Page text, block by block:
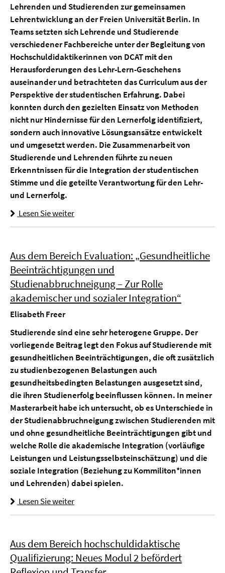
Lehrenden und Studierenden zur gemeinsamen
Lehrentwicklung an der Freien Universität Berlin. In
Teams setzten sich Lehrende und Studierende
verschiedener Fachbereiche unter der Begleitung von
Hochschuldidaktikerinnen von DCAT mit den
Herausforderungen des Lehr-Lern-Geschehens
auseinander und betrachteten das Curriculum aus der
Perspektive der studentischen Erfahrung. Dabei
konnten durch den gezielten Einsatz von Methoden
nicht nur Hindernisse für den Lernerfolg identifiziert,
sondern auch innovative Lösungsansätze entwickelt
und umgesetzt werden. Die Zusammenarbeit von
Studierende und Lehrenden führte zu neuen
Erkenntnissen für die Integration der studentischen
Stimme und die geteilte Verantwortung für den Lehr-
und Lernerfolg.
Lesen Sie weiter
Aus dem Bereich Evaluation: „Gesundheitliche
Beeinträchtigungen und
Studienabbruchneigung – Zur Rolle
akademischer und sozialer Integration“
Elisabeth Freer
Studierende sind eine sehr heterogene Gruppe. Der
vorliegende Beitrag legt den Fokus auf Studierende mit
gesundheitlichen Beeinträchtigungen, die oft zusätzlich
zu studienbezogenen Belastungen auch
gesundheitsbedingten Belastungen ausgesetzt sind,
die ihren Studienerfolg beeinflussen können. In meiner
Masterarbeit habe ich untersucht, ob es Unterschiede in
der Studienabbruchneigung zwischen Studierenden mit
und ohne gesundheitliche Beeinträchtigungen gibt und
welche Rolle die akademische Integration (vorläufige
Leistungen und Leistungsselbsteinschätzung) und die
soziale Integration (Beziehung zu Kommiliton*innen
und Lehrenden) dabei spielen.
Lesen Sie weiter
Aus dem Bereich hochschuldidaktische
Qualifizierung: Neues Modul 2 befördert